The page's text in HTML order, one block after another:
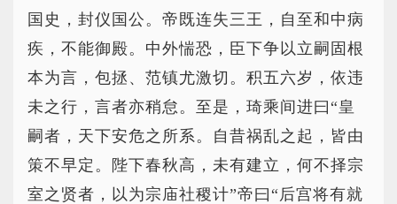
国史，封仪国公。帝既连失三王，自至和中病
疾，不能御殿。中外惴恐，臣下争以立嗣固根
本为言，包拯、范镇尤激切。积五六岁，依违
未之行，言者亦稍怠。至是，琦乘间进曰“皇
嗣者，天下安危之所系。自昔祸乱之起，皆由
策不早定。陛下春秋高，未有建立，何不择宗
室之贤者，以为宗庙社稷计”帝曰“后宫将有就